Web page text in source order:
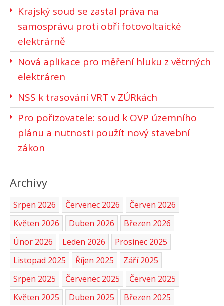
Krajský soud se zastal práva na
samosprávu proti obří fotovoltaické
elektrárně
Nová aplikace pro měření hluku z větrných
elektráren
NSS k trasování VRT v ZÚRkách
Pro pořizovatele: soud k OVP územního
plánu a nutnosti použít nový stavební
zákon
Archivy
Srpen 2026 Červenec 2026
Červen 2026
Květen 2026
Duben 2026
Březen 2026
Únor 2026
Leden 2026
Prosinec 2025
Listopad 2025
Říjen 2025
Září 2025
Srpen 2025
Červenec 2025
Červen 2025
Květen 2025
Duben 2025
Březen 2025